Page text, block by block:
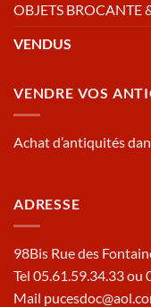
OBJETS BROCANTE
VENDUS
VENDRE VOS
Achat d’antiquités
ADRESSE
98Bis Rue des
Tel 05.61.59.34.33 ou
Mail